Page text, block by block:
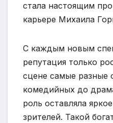
стала настоящим
карьере Михаила
С каждым новым
репутация только
сцене самые разные
комедийных до
роль оставляла
зрителей. Такой